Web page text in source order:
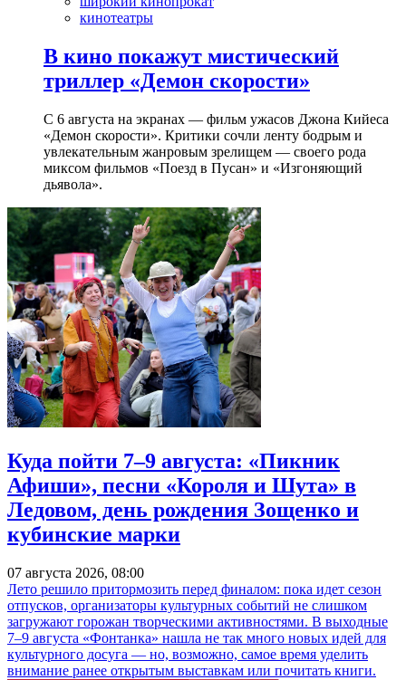
кинотеатры
В кино покажут мистический
триллер «Демон скорости»
С 6 августа на экранах — фильм ужасов Джона Кийеса
«Демон скорости». Критики сочли ленту бодрым и
увлекательным жанровым зрелищeм — своего рода
миксом фильмов «Поезд в Пусан» и «Изгоняющий
дьявола».
Куда пойти 7–9 августа: «Пикник
Афиши», песни «Короля и Шута» в
Ледовом, день рождения Зощенко и
кубинские марки
07 августа 2026, 08:00
Лето решило притормозить перед финалом: пока идет сезон
отпусков, организаторы культурных событий не слишком
загружают горожан творческими активностями. В выходные
7–9 августа «Фонтанка» нашла не так много новых идей для
культурного досуга — но, возможно, самое время уделить
внимание ранее открытым выставкам или почитать книги.